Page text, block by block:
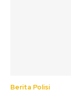
Berita Polisi